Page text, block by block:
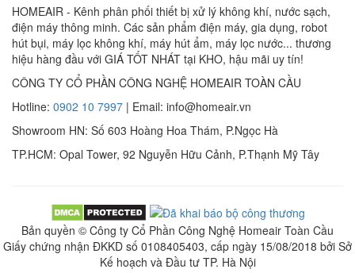
HOMEAIR - Kênh phân phối thiết bị xử lý không khí, nước sạch,
điện máy thông minh. Các sản phẩm điện máy, gia dụng, robot
hút bụi, máy lọc không khí, máy hút ẩm, máy lọc nước... thương
hiệu hàng đầu với GIÁ TỐT NHÁT tại KHO, hậu mãi uy tín!
CÔNG TY CỔ PHẦN CÔNG NGHỆ HOMEAIR TOÀN CẦU
Hotline: 0902 10 7997 | Email: info@homeair.vn
Showroom HN: Số 603 Hoàng Hoa Thám, P.Ngọc Hà
TP.HCM: Opal Tower, 92 Nguyễn Hữu Cảnh, P.Thạnh Mỹ Tây
Bản quyền © Công ty Cổ Phần Công Nghệ Homeair Toàn Cầu
Giấy chứng nhận ĐKKD số 0108405403, cấp ngày 15/08/2018 bởi Sở
Kế hoạch và Đầu tư TP. Hà Nội